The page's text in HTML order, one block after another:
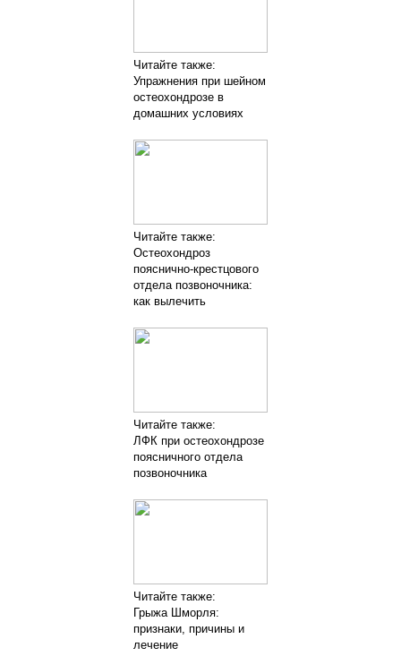
Читайте также:
Упражнения при шейном
остеохондрозе в
домашних условиях
Читайте также:
Остеохондроз
пояснично-крестцового
отдела позвоночника:
как вылечить
Читайте также:
ЛФК при остеохондрозе
поясничного отдела
позвоночника
Читайте также:
Грыжа Шморля:
признаки, причины и
лечение